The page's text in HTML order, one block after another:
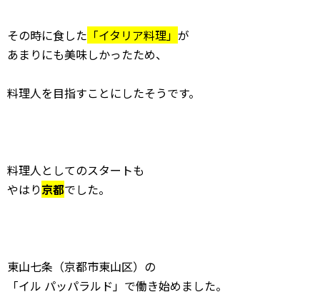
その時に食した 「イタリア料理」 が
あまりにも美味しかったため、
料理人を目指すことにしたそうです。
料理人としてのスタートも
やはり京都でした。
東山七条（京都市東山区）の
「イル パッパラルド」で働き始めました。